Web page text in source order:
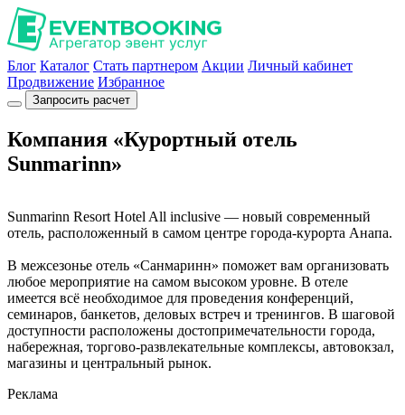
Блог Каталог Стать партнером Акции Личный кабинет
Продвижение Избранное
Запросить расчет
Компания «Курортный отель
Sunmarinn»
Sunmarinn Resort Hotel All inclusive — новый современный
отель, расположенный в самом центре города-курорта Анапа.
В межсезонье отель «Санмаринн» поможет вам организовать
любое мероприятие на самом высоком уровне. В отеле
имеется всё необходимое для проведения конференций,
семинаров, банкетов, деловых встреч и тренингов. В шаговой
доступности расположены достопримечательности города,
набережная, торгово-развлекательные комплексы, автовокзал,
магазины и центральный рынок.
Реклама